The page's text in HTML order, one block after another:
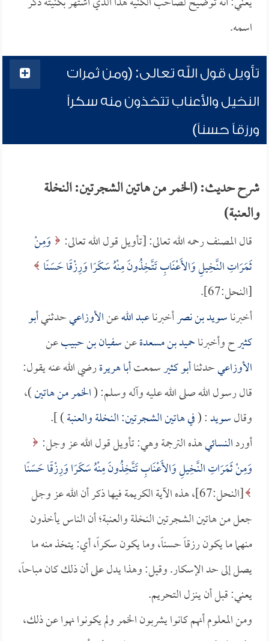
اسمه.
تأويل قول الله تعالى: (ومن ثمرات
النخيل والأعناب تتخذون منه سكراً
ورزقاً حسناً)
شرح حديث: (الخمر من هاتين الشجرتين: النخلة
والعنبة)
قال المصنف رحمه الله تعالى: [تأويل قول الله تعالى:
وَمِنْ
ثَمَرَاتِ النَّخِيلِ وَالأَعْنَابِ تَتَّخِذُونَ مِنْهُ سَكَرًا وَرِزْقًا حَسَنًا
[النحل:67].
أخبرناسويد بن نصرأخبرناعبد اللهعنالأوزاعيحدثنيأبو
كثيرح وأخبرناحميد بن مسعدةعنسفيان بن حبيبعن
الأوزاعيحدثناأبو كثيرسمعتأبا هريرةرضي الله عنه يقول:
قال رسول الله صلى الله عليه وآله وسلم: (الخمر من هاتين)،
وقالسويد: (في هاتين الشجرتين: النخلة والعنبة) ].
أوردالنسائيهذه الترجمة وهي: تأويل قول الله عز وجل:
وَمِنْ ثَمَرَاتِ النَّخِيلِ وَالأَعْنَابِ تَتَّخِذُونَ مِنْهُ سَكَرًا وَرِزْقًا حَسَنًا
[النحل:67]، هذه الآية الكريمة فيها ذكر أن الله عز وجل
جعل من هاتين الشجرتين النخلة والعنبة؛ أن الناس يأخذون
منهما ما يكون رزقاً حسناً، وما يكون سكراً، أي: يتخذ منه ما
يصل إلى حد الإسكار. وقيل: وهذا يدل على أن ذلك كان مباحاً،
يعني: قبل أن ينزل التحريم.
ومن المعلوم أنهم كانوا يشربون الخمر ولم يكونوا نهوا عن ذلك،